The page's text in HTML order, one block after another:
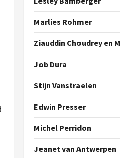
Marlies Rohmer
Ziauddin Choudrey en
Job Dura
Stijn Vanstraelen
Edwin Presser
Michel Perridon
Jeanet van Antwerpen